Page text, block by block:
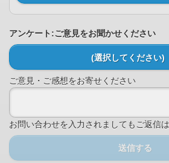
アンケート:ご意見をお聞かせください
(選択してください)
ご意見・ご感想をお寄せください
お問い合わせを入力されましてもご返信
送信する